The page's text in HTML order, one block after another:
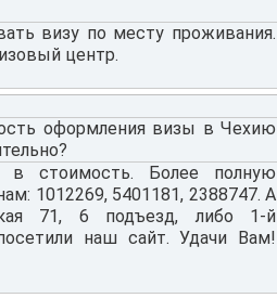
визу по месту проживания.
центр.
оформления визы в Чехию
в стоимость. Более полную
1012269, 5401181, 2388747. А
71, 6 подъезд, либо 1-й
наш сайт. Удачи Вам!